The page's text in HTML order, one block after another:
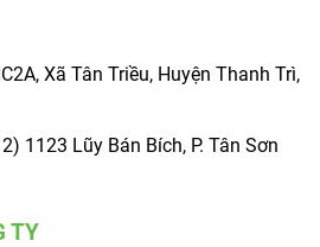
Xã Tân Triều, Huyện Thanh Trì,
1123 Lũy Bán Bích, P. Tân Sơn
TY